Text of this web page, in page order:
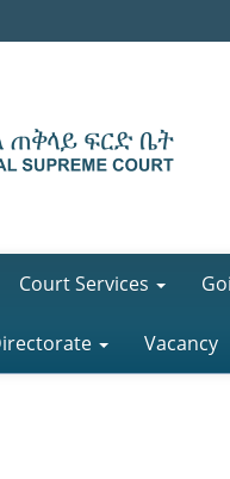
Court Services
Vacancy